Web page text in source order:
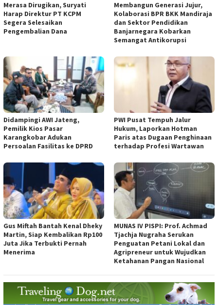
Merasa Dirugikan, Suryati
Harap Direktur PT KCPM
Segera Selesaikan
Pengembalian Dana
Membangun Generasi Jujur,
Kolaborasi BPR BKK Mandiraja
dan Sektor Pendidikan
Banjarnegara Kobarkan
Semangat Antikorupsi
Didampingi AWI Jateng,
Pemilik Kios Pasar
Karangkobar Adukan
Persoalan Fasilitas ke DPRD
PWI Pusat Tempuh Jalur
Hukum, Laporkan Hotman
Paris atas Dugaan Penghinaan
terhadap Profesi Wartawan
Gus Miftah Bantah Kenal Dheky
Martin, Siap Kembalikan Rp100
Juta Jika Terbukti Pernah
Menerima
MUNAS IV PISPI: Prof. Achmad
Tjachja Nugraha Serukan
Penguatan Petani Lokal dan
Agripreneur untuk Wujudkan
Ketahanan Pangan Nasional